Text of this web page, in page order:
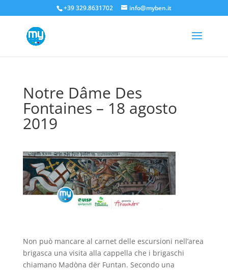
+39 329.8631702 info@myben.it
Notre Dâme Des
Fontaines – 18 agosto
2019
Non può mancare al carnet delle escursioni nell’area
brigasca una visita alla cappella che i brigaschi
chiamano Madòna dër Funtan. Secondo una